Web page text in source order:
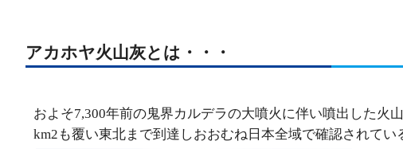
アカホヤ火山灰とは・・・
およそ7,300年前の鬼界カルデラの大噴火に伴い噴出した火
km2も覆い東北まで到達しおおむね日本全域で確認されてい